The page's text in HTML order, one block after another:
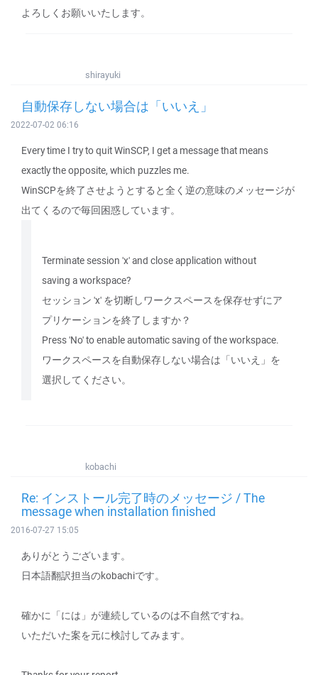
よろしくお願いいたします。
shirayuki
自動保存しない場合は「いいえ」
2022-07-02 06:16
Every time I try to quit WinSCP, I get a message that means
exactly the opposite, which puzzles me.
WinSCPを終了させようとすると全く逆の意味のメッセージが
出てくるので毎回困惑しています。
Terminate session 'x' and close application without
saving a workspace?
セッション 'x' を切断しワークスペースを保存せずにア
プリケーションを終了しますか？
Press 'No' to enable automatic saving of the workspace.
ワークスペースを自動保存しない場合は「いいえ」を
選択してください。
kobachi
Re: インストール完了時のメッセージ / The
message when installation finished
2016-07-27 15:05
ありがとうございます。
日本語翻訳担当のkobachiです。
確かに「には」が連続しているのは不自然ですね。
いただいた案を元に検討してみます。